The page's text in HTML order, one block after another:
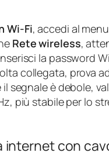
Wi‑Fi, accedi al
Rete wireless,
la password
collegata, prova
segnale è debole,
più stabile per lo
internet con